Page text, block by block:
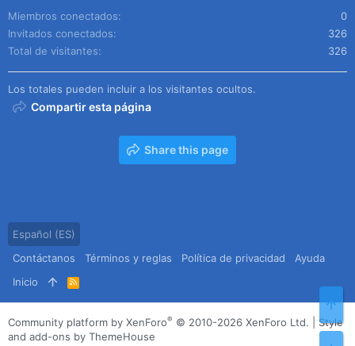
Miembros conectados
0
Invitados conectados
326
Total de visitantes
326
Los totales pueden incluir a los visitantes ocultos.
Compartir esta página
Share this page
Español (ES)
Contáctanos
Términos y reglas Política de privacidad
Ayuda
Inicio
R
S
S
Community platform by XenForo® © 2010-2026 XenForo Ltd.
Style
and add-ons by ThemeHouse